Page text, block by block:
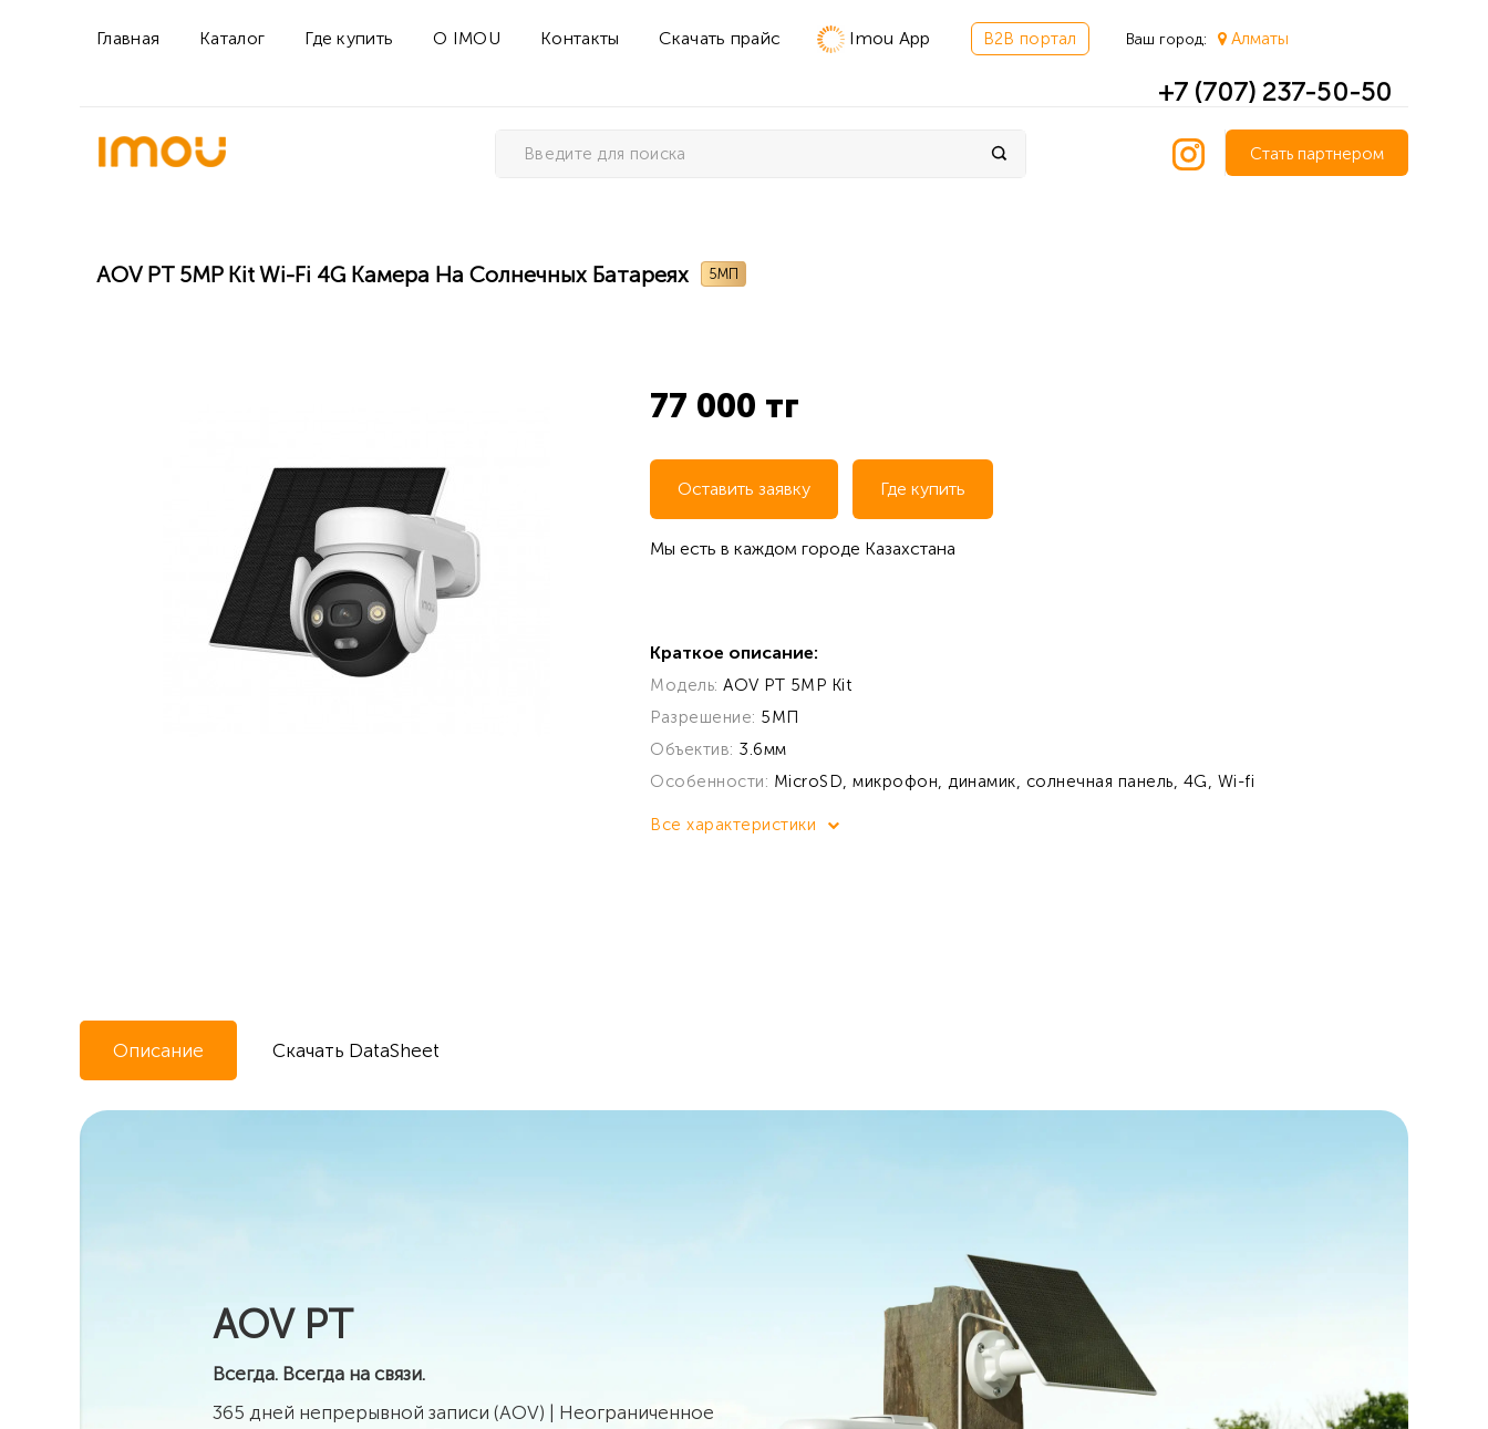
Главная Каталог Где купить О IMOU Контакты Скачать прайс Imou App B2B портал Ваш город: Алматы
+7 (707) 237-50-50
Стать партнером
AOV PT 5MP Kit Wi-Fi 4G Камера На Солнечных Батареях 5МП
77 000 тг
Оставить заявку Где купить
Мы есть в каждом городе Казахстана
Краткое описание:
Модель: AOV PT 5MP Kit
Разрешение: 5МП
Объектив: 3.6мм
Особенности: MicroSD, микрофон, динамик, солнечная панель, 4G, Wi-fi
Все характеристики
Описание Скачать DataSheet
AOV PT
Всегда. Всегда на связи.
365 дней непрерывной записи (AOV) | Неограниченное